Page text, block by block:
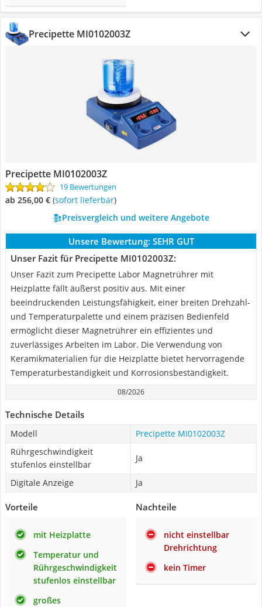
Precipette MI0102003Z
Precipette MI0102003Z
19 Bewertungen
ab 256,00 € ( Sofort lieferbar)
Preisvergleich und weitere Angebote
Unsere Bewertung: SEHR GUT
Unser Fazit für Precipette MI0102003Z:
Unser Fazit zum Precipette Labor Magnetrührer mit
Heizplatte fällt äußerst positiv aus. Mit einer
beeindruckenden Leistungsfähigkeit, einer breiten Drehzahl-
und Temperaturpalette und einem präzisen Bedienfeld
ermöglicht dieser Magnetrührer ein effizientes und
zuverlässiges Arbeiten im Labor. Die Verwendung von
Keramikmaterialien für die Heizplatte bietet hervorragende
Temperaturbeständigkeit und Korrosionsbeständigkeit.
08/2026
Technische Details
Modell
Precipette MI0102003Z
Rührgeschwindigkeit
stufenlos einstellbar
Ja
Digitale Anzeige Ja
Vorteile
mit Heizplatte
Temperatur und
Rührgeschwindigkeit
stufenlos einstellbar
großes
Nachteile
nicht einstellbar
Drehrichtung
kein Timer